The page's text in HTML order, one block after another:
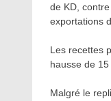
de KD,
exportations
Les recettes
hausse de
Malgré le